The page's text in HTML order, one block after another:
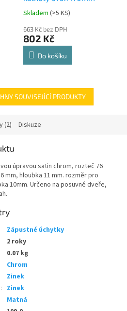
Průměrné
produktu
je
4,8
Skladem (>5 KS)
663 Kč bez DPH
802 Kč
Do košíku
SOUVISEJÍCÍ PRODUKTY
(2) Diskuze
úpravou satin chrom, rozteč 76
mm, hloubka 11 mm. rozměr pro
10mm. Určeno na posuvné dveře,
Zápustné úchytky
2 roky
0.07 kg
Chrom
Zinek
: Zinek
Matná